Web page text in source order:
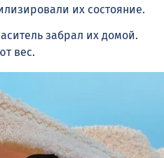
их состояние.
забрал их домой.
вес.